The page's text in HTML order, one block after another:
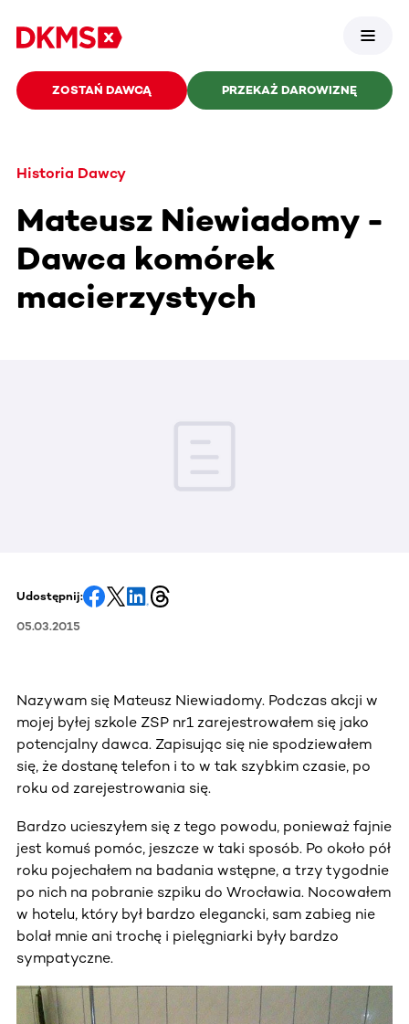
ZOSTAŃ DAWCĄ PRZEKAŻ DAROWIZNĘ
Historia Dawcy
Mateusz Niewiadomy -
Dawca komórek
macierzystych
Udostępnij:
05.03.2015
Nazywam się Mateusz Niewiadomy. Podczas akcji w
mojej byłej szkole ZSP nr1 zarejestrowałem się jako
potencjalny dawca. Zapisując się nie spodziewałem
się, że dostanę telefon i to w tak szybkim czasie, po
roku od zarejestrowania się.
Bardzo ucieszyłem się z tego powodu, ponieważ fajnie
jest komuś pomóc, jeszcze w taki sposób. Po około pół
roku pojechałem na badania wstępne, a trzy tygodnie
po nich na pobranie szpiku do Wrocławia. Nocowałem
w hotelu, który był bardzo elegancki, sam zabieg nie
bolał mnie ani trochę i pielęgniarki były bardzo
sympatyczne.